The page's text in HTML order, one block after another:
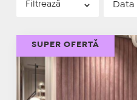
Filtrează
SUPER OFERTĂ